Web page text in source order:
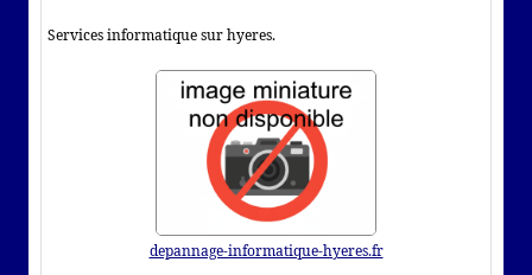
Services informatique sur hyeres.
depannage-informatique-hyeres.fr